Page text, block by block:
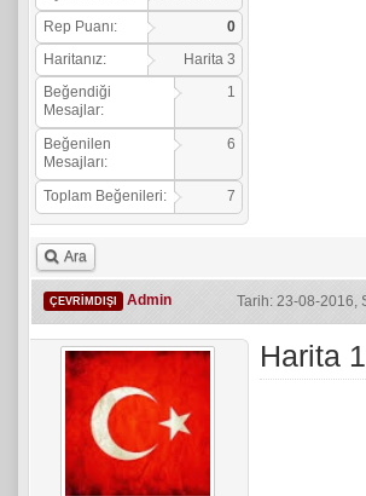
Rep Puanı:
0
Haritanız:
Harita 3
Beğendiği
Mesajlar:
1
Beğenilen
Mesajları:
6
Toplam Beğenileri: 7
Ara
ÇEVRIMDIŞI Admin Tarih: 23-08-2016,
Harita